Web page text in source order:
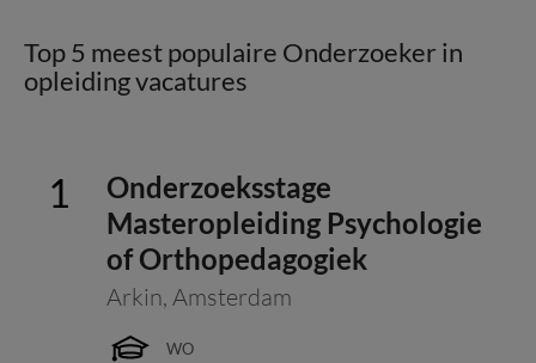
Top 5 meest populaire Onderzoeker in
opleiding vacatures
Onderzoeksstage
Masteropleiding Psychologie
of Orthopedagogiek
Arkin, Amsterdam
WO